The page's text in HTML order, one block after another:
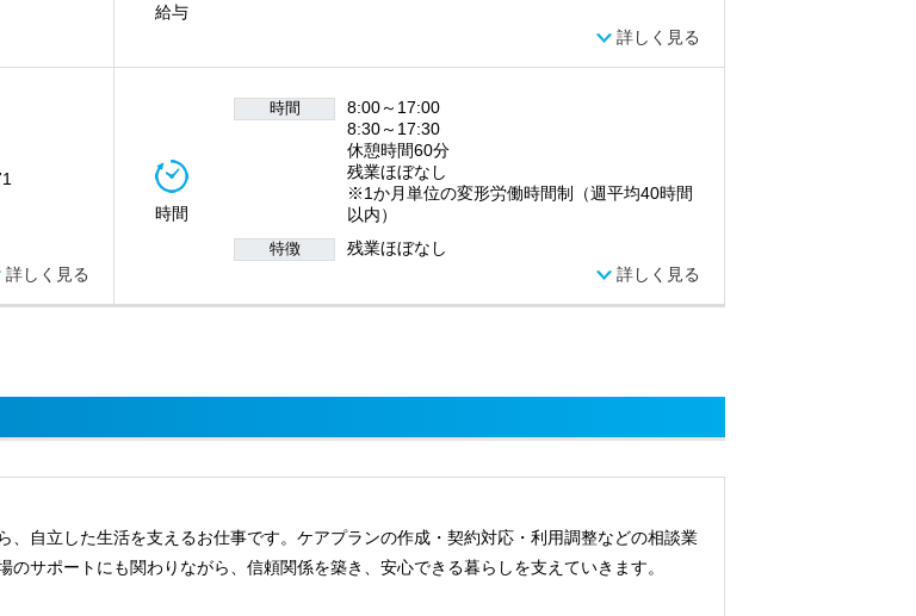
給与
詳しく見る
詳しく見る
時間
時間
8:00～17:00
8:30～17:30
休憩時間60分
残業ほぼなし
※1か月単位の変形労働時間制（週平均40時間
以内）
特徴 残業ほぼなし
詳しく見る
自立した生活を支えるお仕事です。ケアプランの作成・契約対応・利用調整などの相談業
サポートにも関わりながら、信頼関係を築き、安心できる暮らしを支えていきます。